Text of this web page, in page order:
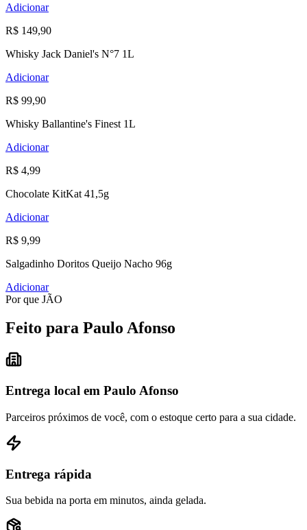
Adicionar
R$ 149,90
Whisky Jack Daniel's N°7 1L
Adicionar
R$ 99,90
Whisky Ballantine's Finest 1L
Adicionar
R$ 4,99
Chocolate KitKat 41,5g
Adicionar
R$ 9,99
Salgadinho Doritos Queijo Nacho 96g
Adicionar
Por que JÃO
Feito para Paulo Afonso
Entrega local em Paulo Afonso
Parceiros próximos de você, com o estoque certo para a sua cidade.
Entrega rápida
Sua bebida na porta em minutos, ainda gelada.